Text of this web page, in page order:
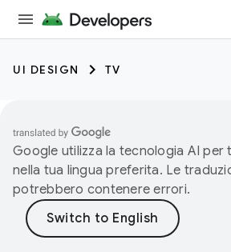
UI DESIGN TV
Google utilizza la tecnologia AI per
nella tua lingua preferita. Le
potrebbero contenere errori.